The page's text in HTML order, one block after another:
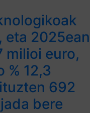
eta 2025ean
milioi euro,
% 12,3
692
bere